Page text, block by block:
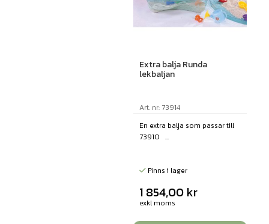
Extra balja Runda
lekbaljan
Art. nr: 73914
En extra balja som passar till
73910 ...
Finns i lager
1 854,00 kr
exkl moms